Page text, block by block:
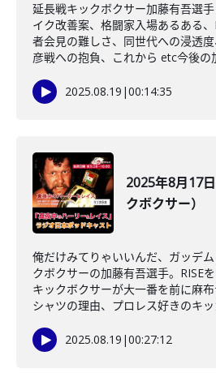
延長戦キックボクサー加藤有吾選
イク改善案、格闘家入場あるある
者会見の難しさ、同世代への浸透
彦戦への抱負、これから etc今後の
2025.08.19 |00:14:35
2025年8月17
クボクサー）
俺だけみてりゃいいんだ、ガッデ
クボクサーの加藤有吾選手。RISE
キックボクサーが大一番を前に麻
シャツの理由、プロレス好きのキッ
2025.08.19 |00:27:12